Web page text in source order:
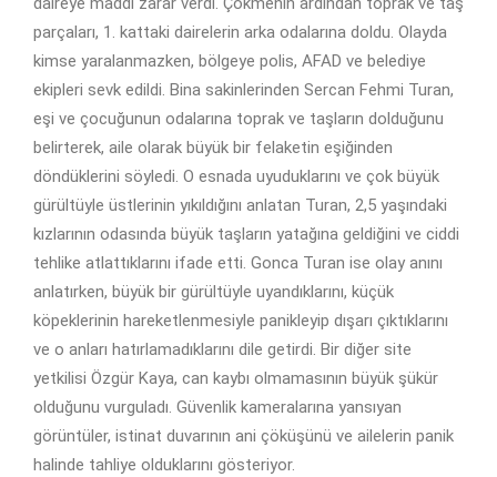
parçaları, 1. kattaki dairelerin arka odalarına doldu. Olayda
kimse yaralanmazken, bölgeye polis, AFAD ve belediye
ekipleri sevk edildi. Bina sakinlerinden Sercan Fehmi Turan,
eşi ve çocuğunun odalarına toprak ve taşların dolduğunu
belirterek, aile olarak büyük bir felaketin eşiğinden
döndüklerini söyledi. O esnada uyuduklarını ve çok büyük
gürültüyle üstlerinin yıkıldığını anlatan Turan, 2,5 yaşındaki
kızlarının odasında büyük taşların yatağına geldiğini ve ciddi
tehlike atlattıklarını ifade etti. Gonca Turan ise olay anını
anlatırken, büyük bir gürültüyle uyandıklarını, küçük
köpeklerinin hareketlenmesiyle panikleyip dışarı çıktıklarını
ve o anları hatırlamadıklarını dile getirdi. Bir diğer site
yetkilisi Özgür Kaya, can kaybı olmamasının büyük şükür
olduğunu vurguladı. Güvenlik kameralarına yansıyan
görüntüler, istinat duvarının ani çöküşünü ve ailelerin panik
halinde tahliye olduklarını gösteriyor.